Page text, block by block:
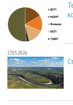
27.05.2026